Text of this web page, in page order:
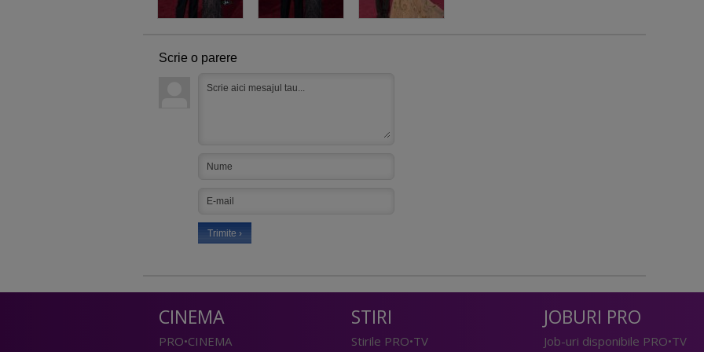
Scrie o parere
CINEMA
PRO•CINEMA
STIRI
Stirile PRO•TV
JOBURI PRO
Job-uri disponibile PRO•TV